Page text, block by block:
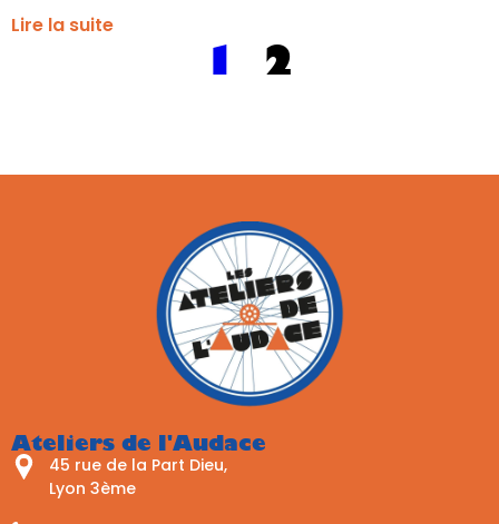
Lire la suite
1 2
Ateliers de l'Audace
45 rue de la Part Dieu,
Lyon 3ème